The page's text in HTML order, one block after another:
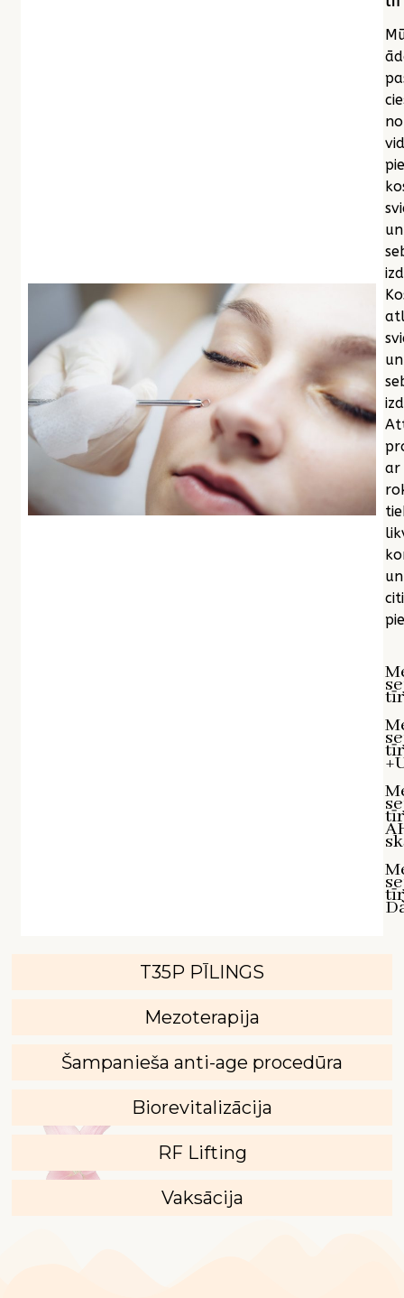
T35P PĪLINGS
Mezoterapija
Šampanieša anti-age procedūra
Biorevitalizācija
RF Lifting
Vaksācija
no
un
un
ar
un
citi